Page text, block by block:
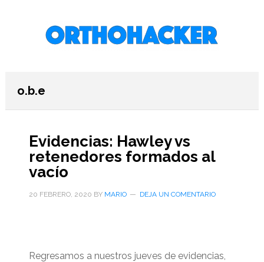
primariao.b.e
Evidencias: Hawley vs
retenedores formados al
vacío
20 FEBRERO, 2020 BY MARIO DEJA UN COMENTARIO
Regresamos a nuestros jueves de evidencias,